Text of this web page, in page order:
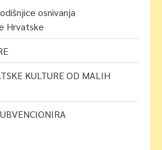
osnivanja
Hrvatske
KULTURE OD MALIH